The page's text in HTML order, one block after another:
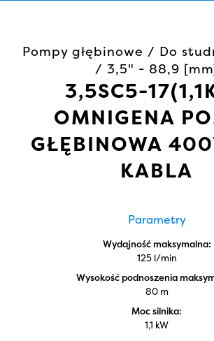
Pompy głębinowe / Do
/ 3,5" - 88,9
3,5SC5-
OMNIGENA
GŁĘBINOWA
KABLA
Parametry
Wydajność maksymalna:
125 l/min
Wysokość podnoszenia
80 m
Moc silnika:
1,1 kW